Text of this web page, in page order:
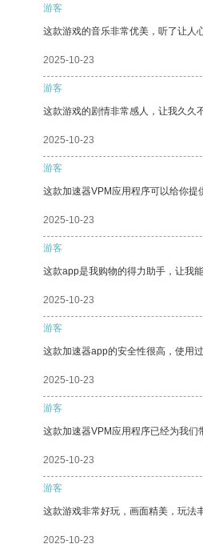
游客
这款游戏的音乐非常优美，听了让人
2025-10-23
游客
这款游戏的剧情非常感人，让我久久
2025-10-23
游客
这款加速器VPM应用程序可以给你提
2025-10-23
游客
这款app是我购物的得力助手，让我
2025-10-23
游客
这款加速器app的安全性很高，使用
2025-10-23
游客
这款加速器VPM应用程序已经为我们
2025-10-23
游客
这款游戏非常好玩，画面精美，玩法
2025-10-23